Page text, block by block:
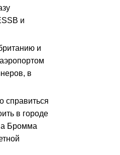
и
и
в
справиться
в городе
а Бромма